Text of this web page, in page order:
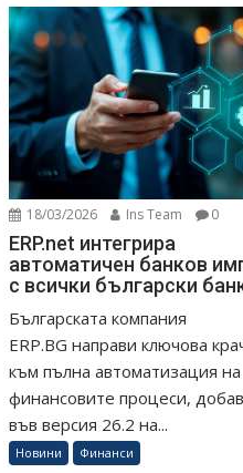
18/03/2026 Ins Team 0
ERP.net интегрира
автоматичен банков
с всички български
Българската компания
ERP.BG направи ключова
към пълна автоматизация на
финансовите процеси,
във версия 26.2 на...
Новини Финанси